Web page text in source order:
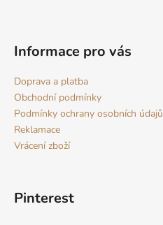
Informace pro vás
Doprava a platba
Obchodní podmínky
Podmínky ochrany osobních údajů
Reklamace
Vrácení zboží
Pinterest